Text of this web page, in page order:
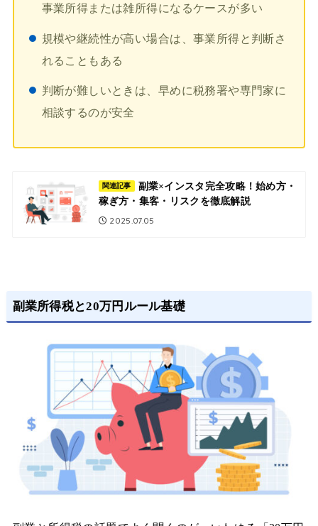
事業所得または雑所得になるケースが多い
規模や継続性が高い場合は、事業所得と判断さ
れることもある
判断が難しいときは、早めに税務署や専門家に
相談するのが安全
関連記事
副業×インスタ完全攻略！始め方・
稼ぎ方・集客・リスクを徹底解説
2025.07.05
副業所得税と20万円ルール基礎